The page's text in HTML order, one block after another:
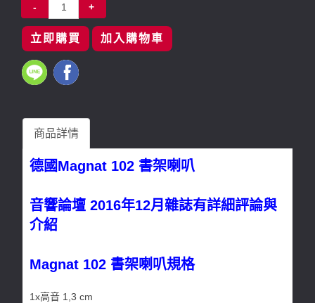
- +
立即購買 加入購物車
商品詳情
德國Magnat 102 書架喇叭
音響論壇 2016年12月雜誌有詳細評論與
介紹
Magnat 102 書架喇叭規格
1x高音 1,3 cm